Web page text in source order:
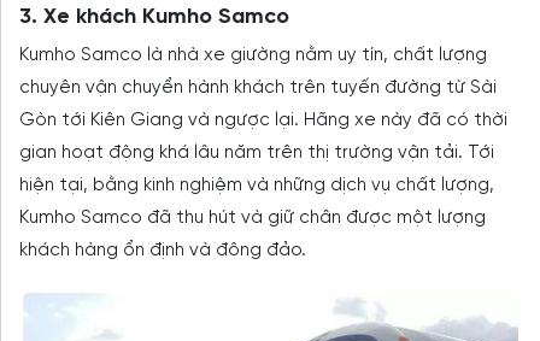
3. Xe khách Kumho Samco
Kumho Samco là nhà xe giường nằm uy tín, chất lượng
chuyên vận chuyển hành khách trên tuyến đường từ Sài
Gòn tới Kiên Giang và ngược lại. Hãng xe này đã có thời
gian hoạt động khá lâu năm trên thị trường vận tải. Tới
hiện tại, bằng kinh nghiệm và những dịch vụ chất lượng,
Kumho Samco đã thu hút và giữ chân được một lượng
khách hàng ổn định và đông đảo.